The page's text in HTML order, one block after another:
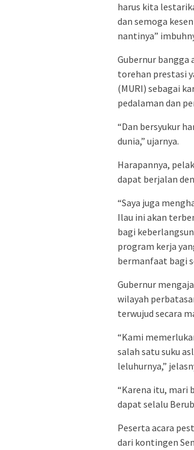
harus kita
dan semoga
nantinya”
Gubernur bangga
torehan prestasi
(MURI) sebagai
pedalaman dan
“Dan bersyukur
dunia,” ujarnya.
Harapannya,
dapat berjalan
“Saya juga
Ilau ini akan
bagi
program kerja
bermanfaat bagi
Gubernur
wilayah
terwujud secara
“Kami
salah satu suku
leluhurnya,”
“Karena itu, mari
dapat selalu
Peserta acara
dari kontingen